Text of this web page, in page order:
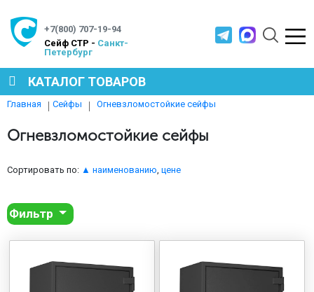
+7(800) 707-19-94
Cейф СТР - Санкт-
Петербург
КАТАЛОГ ТОВАРОВ
МЕТАЛЛИЧЕСКАЯ МЕБЕЛЬ
МЕТАЛЛИЧЕСКИЕ СТЕЛЛАЖИ
ПРОИЗВОДСТВЕННАЯ МЕБЕЛЬ
Главная Сейфы Огневзломостойкие сейфы
Огневзломостойкие сейфы
Сортировать по: ▲ наименованию цене
Фильтр